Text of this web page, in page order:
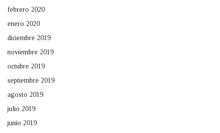
febrero 2020
enero 2020
diciembre 2019
noviembre 2019
octubre 2019
septiembre 2019
agosto 2019
julio 2019
junio 2019